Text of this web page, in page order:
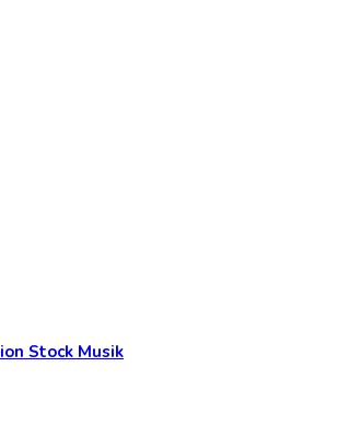
Stock Musik